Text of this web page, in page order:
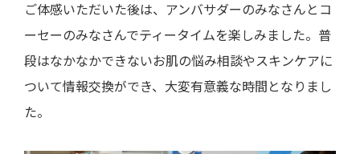
ご体感いただいた後は、アンバサダーのみなさんとコ
ーセーのみなさんでティータイムを楽しみました。普
段はなかなかできないお肌の悩み相談やスキンケアに
ついて情報交換ができ、大変有意義な時間となりまし
た。